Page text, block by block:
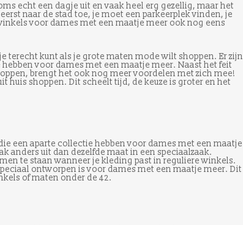
echt een dagje uit en vaak heel erg gezellig, maar het
naar de stad toe, je moet een parkeerplek vinden, je
voor dames met een maatje meer ook nog eens
terecht kunt als je grote maten mode wilt shoppen. Er zijn
voor dames met een maatje meer. Naast het feit
brengt het ook nog meer voordelen met zich mee!
huis shoppen. Dit scheelt tijd, de keuze is groter en het
een aparte collectie hebben voor dames met een maatje
anders uit dan dezelfde maat in een speciaalzaak.
te staan wanneer je kleding past in reguliere winkels.
ontworpen is voor dames met een maatje meer. Dit
of maten onder de 42.